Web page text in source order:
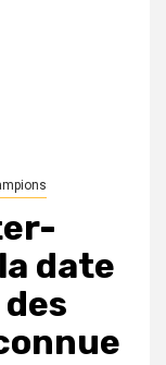
date